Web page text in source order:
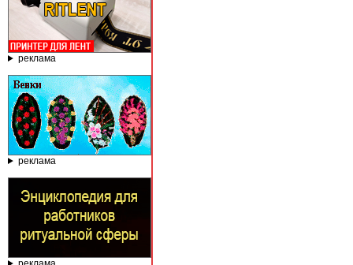
реклама
реклама